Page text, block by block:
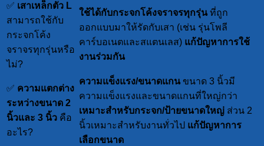
✅ เสาเหล็กตัว L
สามารถใช้กับ
กระจกโค้ง
จราจรทุกรุ่นหรือ
ไม่?
ใช้ได้กับกระจกโค้งจราจรทุกรุ่นที่ถูก
ออกแบบมาให้รัดกับเสา (เช่น รุ่นโพลี
คาร์บอเนตและสแตนเลส) แก้ปัญหาการใช้
งานร่วมกัน
✅ ความแตกต่าง
ระหว่างขนาด 2
นิ้วและ 3 นิ้ว คือ
อะไร?
ความแข็งแรง/ขนาดแกนขนาด 3 นิ้วมี
ความแข็งแรงและขนาดแกนที่ใหญ่กว่า
เหมาะสำหรับกระจก/ป้ายขนาดใหญ่ ส่วน 2
นิ้วเหมาะสำหรับงานทั่วไป แก้ปัญหาการ
เลือกขนาด